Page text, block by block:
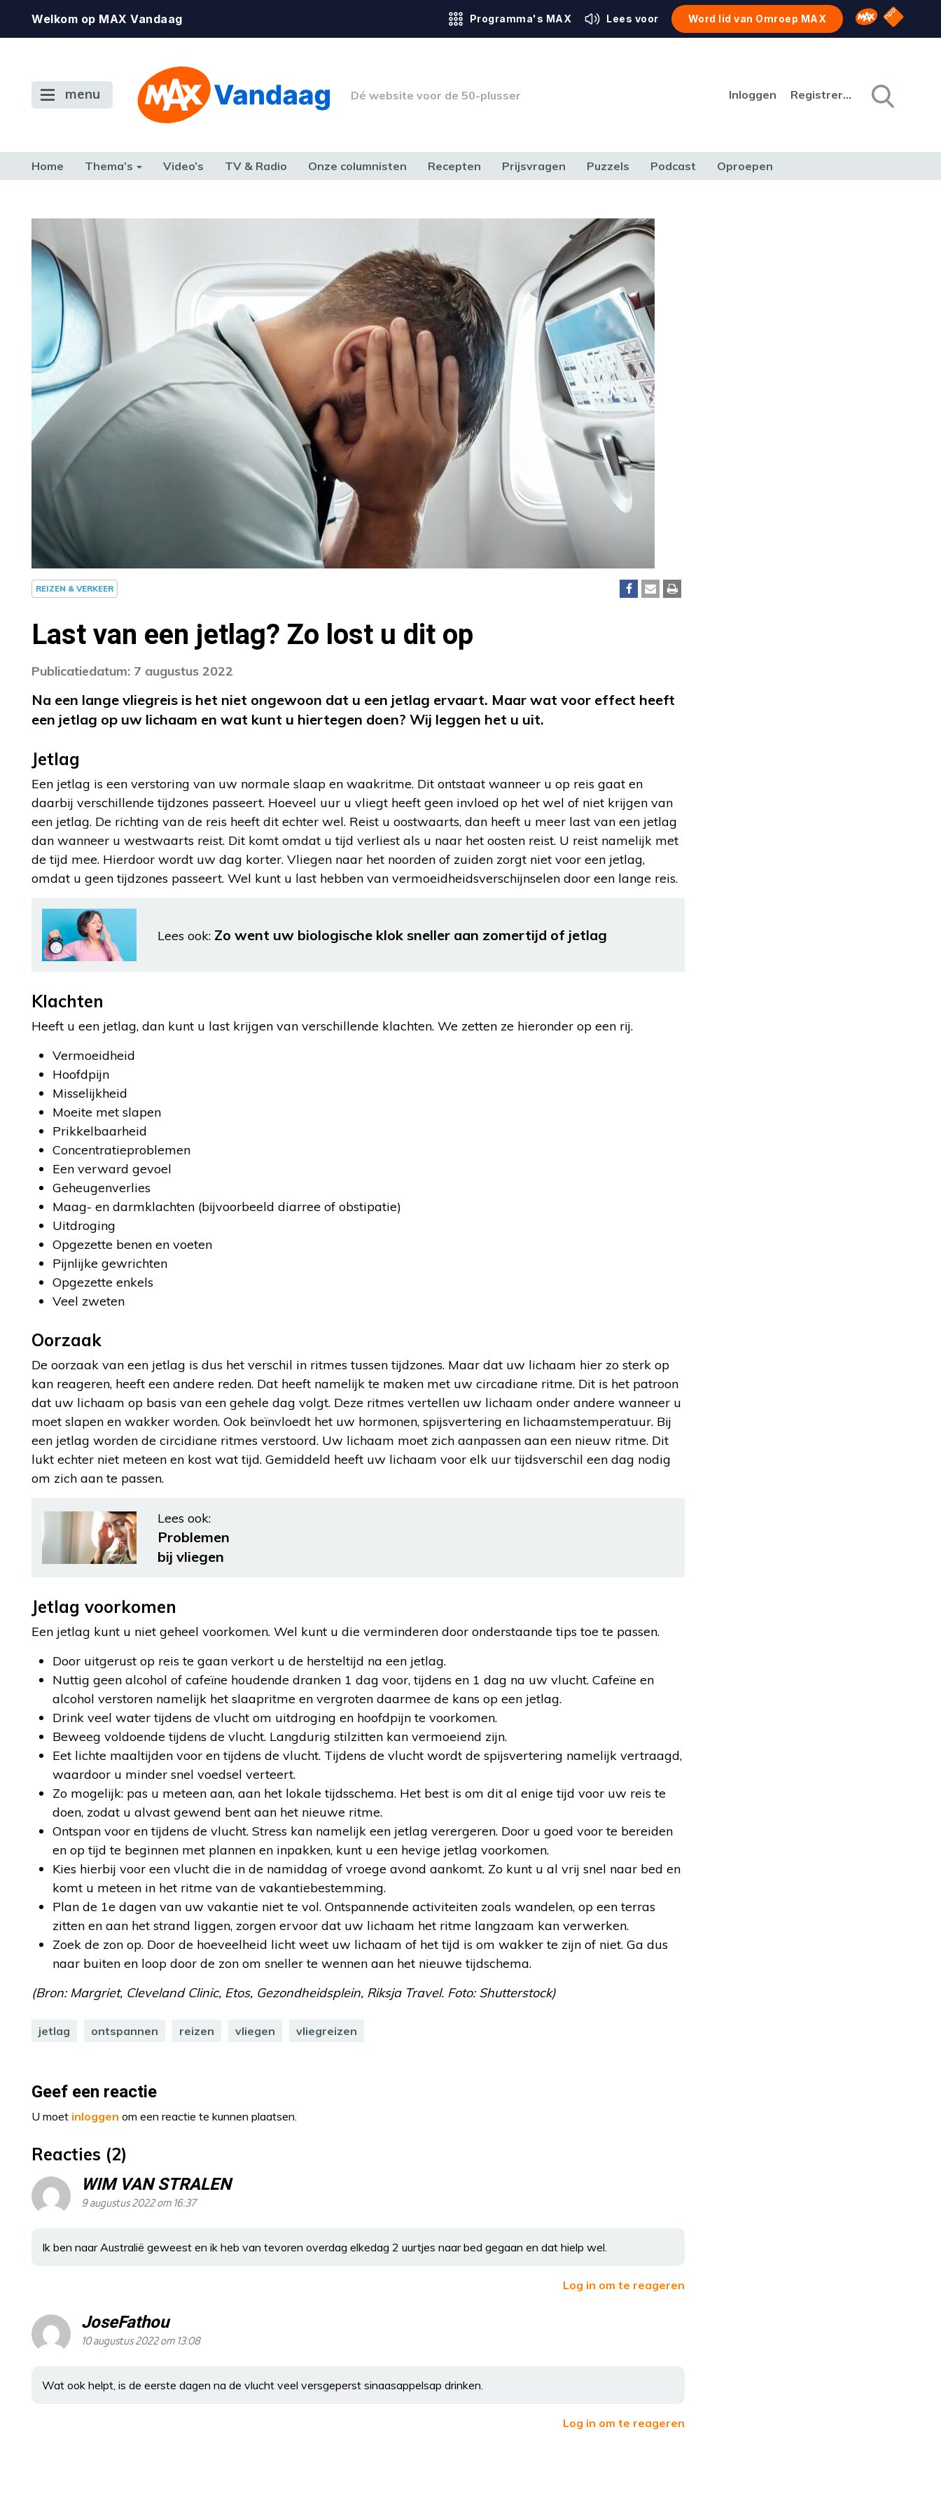
Welkom op MAX Vandaag Programma's MAX Lees voor Word lid van Omroep MAX Omroep MAX
NPO
menu Dé website voor de 50-plusser Inloggen Registreren
Home Thema’s Video’s TV & Radio Onze columnisten Recepten Prijsvragen Puzzels Podcast Oproepen
REIZEN & VERKEER
Last van een jetlag? Zo lost u dit op
Publicatiedatum: 7 augustus 2022
Na een lange vliegreis is het niet ongewoon dat u een jetlag ervaart. Maar wat voor effect heeft
een jetlag op uw lichaam en wat kunt u hiertegen doen? Wij leggen het u uit.
Jetlag
Een jetlag is een verstoring van uw normale slaap en waakritme. Dit ontstaat wanneer u op reis gaat en
daarbij verschillende tijdzones passeert. Hoeveel uur u vliegt heeft geen invloed op het wel of niet krijgen van
een jetlag. De richting van de reis heeft dit echter wel. Reist u oostwaarts, dan heeft u meer last van een jetlag
dan wanneer u westwaarts reist. Dit komt omdat u tijd verliest als u naar het oosten reist. U reist namelijk met
de tijd mee. Hierdoor wordt uw dag korter. Vliegen naar het noorden of zuiden zorgt niet voor een jetlag,
omdat u geen tijdzones passeert. Wel kunt u last hebben van vermoeidheidsverschijnselen door een lange reis.
Lees ook: Zo went uw biologische klok sneller aan zomertijd of jetlag
Klachten
Heeft u een jetlag, dan kunt u last krijgen van verschillende klachten. We zetten ze hieronder op een rij.
Vermoeidheid
Hoofdpijn
Misselijkheid
Moeite met slapen
Prikkelbaarheid
Concentratieproblemen
Een verward gevoel
Geheugenverlies
Maag- en darmklachten (bijvoorbeeld diarree of obstipatie)
Uitdroging
Opgezette benen en voeten
Pijnlijke gewrichten
Opgezette enkels
Veel zweten
Oorzaak
De oorzaak van een jetlag is dus het verschil in ritmes tussen tijdzones. Maar dat uw lichaam hier zo sterk op
kan reageren, heeft een andere reden. Dat heeft namelijk te maken met uw circadiane ritme. Dit is het patroon
dat uw lichaam op basis van een gehele dag volgt. Deze ritmes vertellen uw lichaam onder andere wanneer u
moet slapen en wakker worden. Ook beïnvloedt het uw hormonen, spijsvertering en lichaamstemperatuur. Bij
een jetlag worden de circidiane ritmes verstoord. Uw lichaam moet zich aanpassen aan een nieuw ritme. Dit
lukt echter niet meteen en kost wat tijd. Gemiddeld heeft uw lichaam voor elk uur tijdsverschil een dag nodig
om zich aan te passen.
Lees ook:
Problemen
bij vliegen
Jetlag voorkomen
Een jetlag kunt u niet geheel voorkomen. Wel kunt u die verminderen door onderstaande tips toe te passen.
Door uitgerust op reis te gaan verkort u de hersteltijd na een jetlag.
Nuttig geen alcohol of cafeïne houdende dranken 1 dag voor, tijdens en 1 dag na uw vlucht. Cafeïne en
alcohol verstoren namelijk het slaapritme en vergroten daarmee de kans op een jetlag.
Drink veel water tijdens de vlucht om uitdroging en hoofdpijn te voorkomen.
Beweeg voldoende tijdens de vlucht. Langdurig stilzitten kan vermoeiend zijn.
Eet lichte maaltijden voor en tijdens de vlucht. Tijdens de vlucht wordt de spijsvertering namelijk vertraagd,
waardoor u minder snel voedsel verteert.
Zo mogelijk: pas u meteen aan, aan het lokale tijdsschema. Het best is om dit al enige tijd voor uw reis te
doen, zodat u alvast gewend bent aan het nieuwe ritme.
Ontspan voor en tijdens de vlucht. Stress kan namelijk een jetlag verergeren. Door u goed voor te bereiden
en op tijd te beginnen met plannen en inpakken, kunt u een hevige jetlag voorkomen.
Kies hierbij voor een vlucht die in de namiddag of vroege avond aankomt. Zo kunt u al vrij snel naar bed en
komt u meteen in het ritme van de vakantiebestemming.
Plan de 1e dagen van uw vakantie niet te vol. Ontspannende activiteiten zoals wandelen, op een terras
zitten en aan het strand liggen, zorgen ervoor dat uw lichaam het ritme langzaam kan verwerken.
Zoek de zon op. Door de hoeveelheid licht weet uw lichaam of het tijd is om wakker te zijn of niet. Ga dus
naar buiten en loop door de zon om sneller te wennen aan het nieuwe tijdschema.
(Bron: Margriet, Cleveland Clinic, Etos, Gezondheidsplein, Riksja Travel. Foto: Shutterstock)
jetlag ontspannen reizen vliegen vliegreizen
Geef een reactie
U moet inloggen om een reactie te kunnen plaatsen.
Reacties (2)
WIM VAN STRALEN
9 augustus 2022 om 16:37
Ik ben naar Australië geweest en ik heb van tevoren overdag elkedag 2 uurtjes naar bed gegaan en dat hielp wel.
Log in om te reageren
JoseFathou
10 augustus 2022 om 13:08
Wat ook helpt, is de eerste dagen na de vlucht veel versgeperst sinaasappelsap drinken.
Log in om te reageren